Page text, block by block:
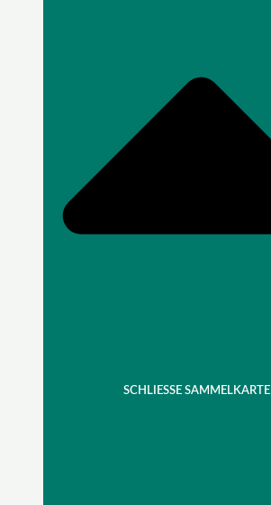
SCHLIESSE SAMMELKARTEN